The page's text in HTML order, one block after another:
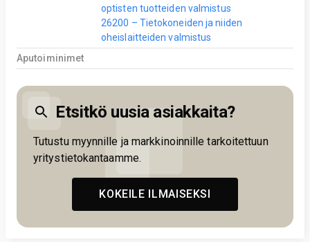
optisten tuotteiden valmistus
26200 – Tietokoneiden ja niiden
oheislaitteiden valmistus
Aputoiminimet
Etsitkö uusia asiakkaita?
Tutustu myynnille ja markkinoinnille tarkoitettuun
yritystietokantaamme.
KOKEILE ILMAISEKSI